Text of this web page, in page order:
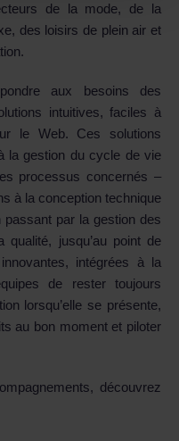
de la mode, de la
des loisirs de plein air et
aux besoins des
intuitives, faciles à
le Web. Ces solutions
la gestion du cycle de vie
processus concernés –
à la conception technique
passant par la gestion des
jusqu’au point de
intégrées à la
de rester toujours
lorsqu’elle se présente,
au bon moment et piloter
découvrez